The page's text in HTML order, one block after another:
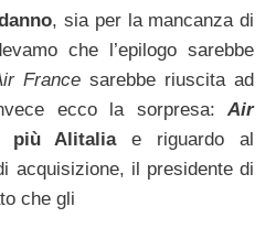
, sia per la mancanza di
che l’epilogo sarebbe
France sarebbe riuscita ad
ecco la sorpresa:
Air
più Alitaliae riguardo al
acquisizione, il presidente di
che gli